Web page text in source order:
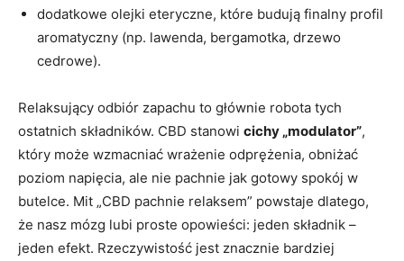
dodatkowe olejki eteryczne, które budują finalny profil
aromatyczny (np. lawenda, bergamotka, drzewo
cedrowe).
Relaksujący odbiór zapachu to głównie robota tych
ostatnich składników. CBD stanowi cichy „modulator”,
który może wzmacniać wrażenie odprężenia, obniżać
poziom napięcia, ale nie pachnie jak gotowy spokój w
butelce. Mit „CBD pachnie relaksem” powstaje dlatego,
że nasz mózg lubi proste opowieści: jeden składnik –
jeden efekt. Rzeczywistość jest znacznie bardziej